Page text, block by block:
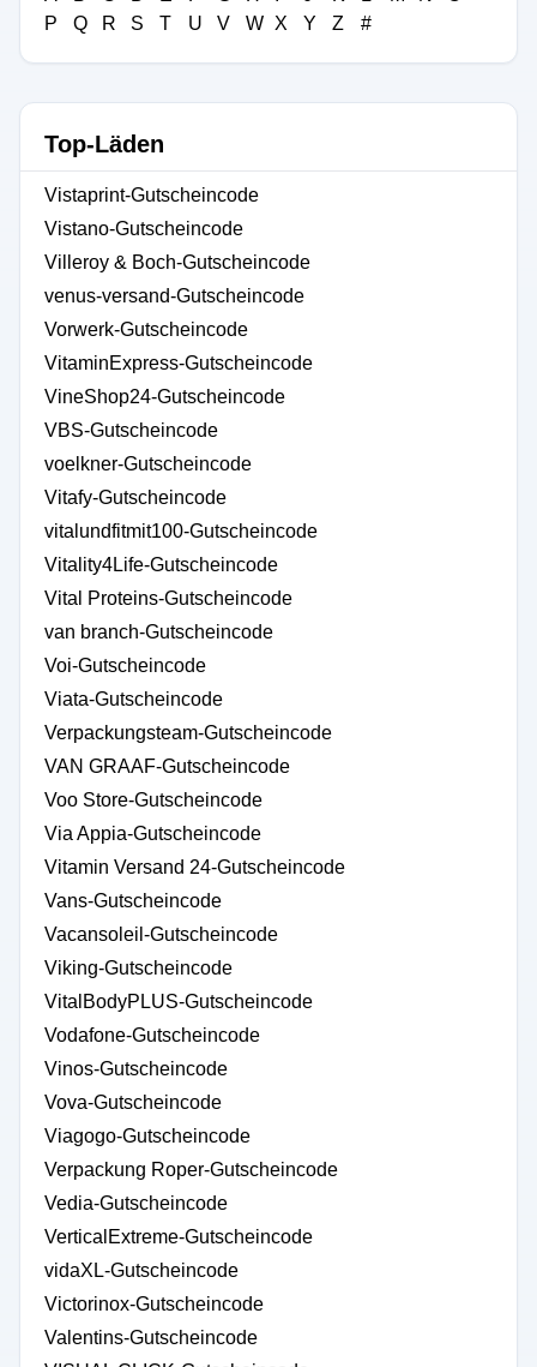
P
Q R S T U V W X Y Z #
Top-Läden
Vistaprint-Gutscheincode
Vistano-Gutscheincode
Villeroy & Boch-Gutscheincode
venus-versand-Gutscheincode
Vorwerk-Gutscheincode
VitaminExpress-Gutscheincode
VineShop24-Gutscheincode
VBS-Gutscheincode
voelkner-Gutscheincode
Vitafy-Gutscheincode
vitalundfitmit100-Gutscheincode
Vitality4Life-Gutscheincode
Vital Proteins-Gutscheincode
van branch-Gutscheincode
Voi-Gutscheincode
Viata-Gutscheincode
Verpackungsteam-Gutscheincode
VAN GRAAF-Gutscheincode
Voo Store-Gutscheincode
Via Appia-Gutscheincode
Vitamin Versand 24-Gutscheincode
Vans-Gutscheincode
Vacansoleil-Gutscheincode
Viking-Gutscheincode
VitalBodyPLUS-Gutscheincode
Vodafone-Gutscheincode
Vinos-Gutscheincode
Vova-Gutscheincode
Viagogo-Gutscheincode
Verpackung Roper-Gutscheincode
Vedia-Gutscheincode
VerticalExtreme-Gutscheincode
vidaXL-Gutscheincode
Victorinox-Gutscheincode
Valentins-Gutscheincode